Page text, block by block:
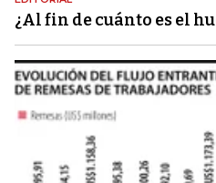
¿Al fin de cuánto es el